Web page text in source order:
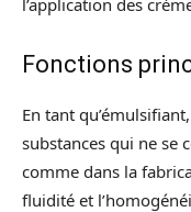
l’application des
Fonctions
En tant
substances qui ne se
comme dans la
fluidité et